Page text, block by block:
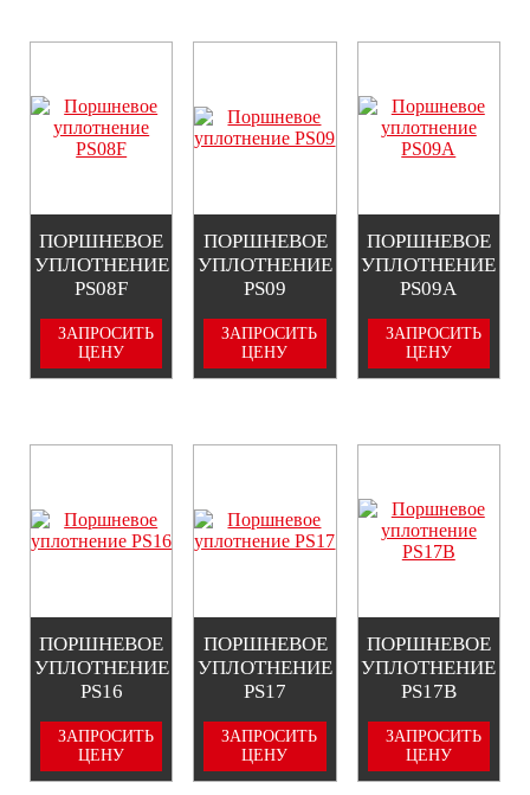
ПОРШНЕВОЕ
УПЛОТНЕНИЕ
PS08F
ЗАПРОСИТЬ
ЦЕНУ
ПОРШНЕВОЕ
УПЛОТНЕНИЕ
PS09
ЗАПРОСИТЬ
ЦЕНУ
ПОРШНЕВОЕ
УПЛОТНЕНИЕ
PS09A
ЗАПРОСИТЬ
ЦЕНУ
ПОРШНЕВОЕ
УПЛОТНЕНИЕ
PS16
ЗАПРОСИТЬ
ЦЕНУ
ПОРШНЕВОЕ
УПЛОТНЕНИЕ
PS17
ЗАПРОСИТЬ
ЦЕНУ
ПОРШНЕВОЕ
УПЛОТНЕНИЕ
PS17B
ЗАПРОСИТЬ
ЦЕНУ